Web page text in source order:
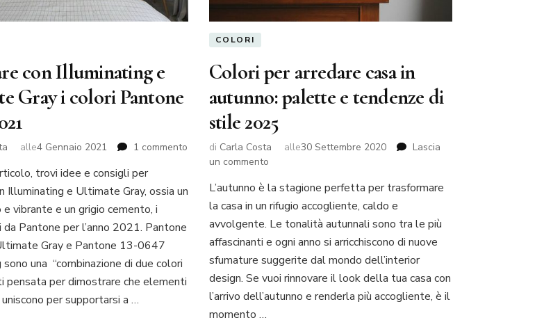
con Illuminating e
Gray i colori Pantone
alle4 Gennaio 2021 1 commentosu
Arredare
Illuminating
Ultimate
colori
Pantone
trovi idee e consigli per
Illuminating e Ultimate Gray, ossia un
vibrante e un grigio cemento, i
Pantone per l’anno 2021. Pantone
Gray e Pantone 13-0647
una “combinazione di due colori
pensata per dimostrare che elementi
per supportarsi a …
COLORI
Colori per arredare casa in
autunno: palette e tendenze di
stile 2025
di Carla Costa alle30 Settembre 2020
Lascia
un commentosu
per
arredare
casa
autunno:
palette
e
tendenze
L’autunno è la stagione perfetta per trasformare
la casa in un rifugio accogliente, caldo e
avvolgente. Le tonalità autunnali sono tra le più
affascinanti e ogni anno si arricchiscono di nuove
sfumature suggerite dal mondo dell’interior
design. Se vuoi rinnovare il look della tua casa con
l’arrivo dell’autunno e renderla più accogliente, è il
momento …